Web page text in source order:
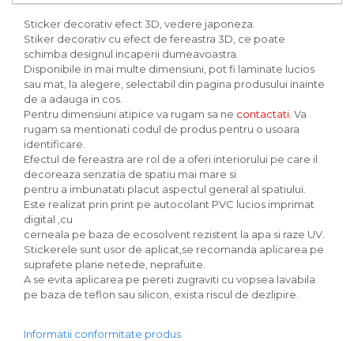
Sticker decorativ efect 3D, vedere japoneza.
Stiker decorativ cu efect de fereastra 3D, ce poate
schimba designul incaperii dumeavoastra.
Disponibile in mai multe dimensiuni, pot fi laminate lucios
sau mat, la alegere, selectabil din pagina produsului inainte
de a adauga in cos.
Pentru dimensiuni atipice va rugam sa ne contactati . Va
rugam sa mentionati codul de produs pentru o usoara
identificare.
Efectul de fereastra are rol de a oferi interiorului pe care il
decoreaza senzatia de spatiu mai mare si
pentru a imbunatati placut aspectul general al spatiului.
Este realizat prin print pe autocolant PVC lucios imprimat
digital ,cu
cerneala pe baza de ecosolvent rezistent la apa si raze UV.
Stickerele sunt usor de aplicat,se recomanda aplicarea pe
suprafete plane netede, neprafuite.
A se evita aplicarea pe pereti zugraviti cu vopsea lavabila
pe baza de teflon sau silicon, exista riscul de dezlipire.
Informatii conformitate produs